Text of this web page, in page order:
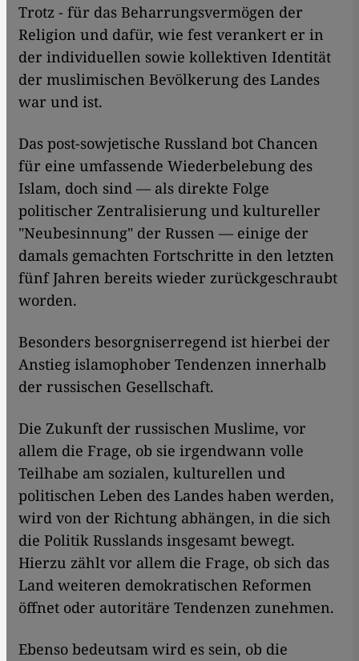
Trotz - für das Beharrungsvermögen der
Religion und dafür, wie fest verankert er in
der individuellen sowie kollektiven Identität
der muslimischen Bevölkerung des Landes
war und ist.
Das post-sowjetische Russland bot Chancen
für eine umfassende Wiederbelebung des
Islam, doch sind — als direkte Folge
politischer Zentralisierung und kultureller
"Neubesinnung" der Russen — einige der
damals gemachten Fortschritte in den letzten
fünf Jahren bereits wieder zurückgeschraubt
worden.
Besonders besorgniserregend ist hierbei der
Anstieg islamophober Tendenzen innerhalb
der russischen Gesellschaft.
Die Zukunft der russischen Muslime, vor
allem die Frage, ob sie irgendwann volle
Teilhabe am sozialen, kulturellen und
politischen Leben des Landes haben werden,
wird von der Richtung abhängen, in die sich
die Politik Russlands insgesamt bewegt.
Hierzu zählt vor allem die Frage, ob sich das
Land weiteren demokratischen Reformen
öffnet oder autoritäre Tendenzen zunehmen.
Ebenso bedeutsam wird es sein, ob die